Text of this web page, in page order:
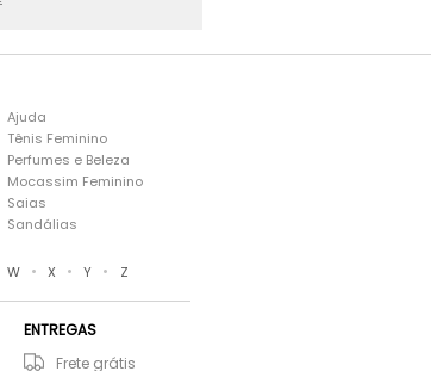
Ajuda
Tênis Feminino
Perfumes e Beleza
Mocassim Feminino
Saias
Sandálias
W • X • Y • Z
ENTREGAS
Frete grátis